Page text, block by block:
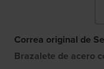
Correa original de
Brazalete de acero